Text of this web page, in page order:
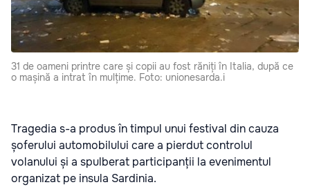
31 de oameni printre care și copii au fost răniți în Italia, după ce
o mașină a intrat în mulțime. Foto: unionesarda.i
Tragedia s-a produs în timpul unui festival din cauza
șoferului automobilului care a pierdut controlul
volanului și a spulberat participanții la evenimentul
organizat pe insula Sardinia.